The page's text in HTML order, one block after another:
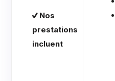
Nos
prestations
incluent